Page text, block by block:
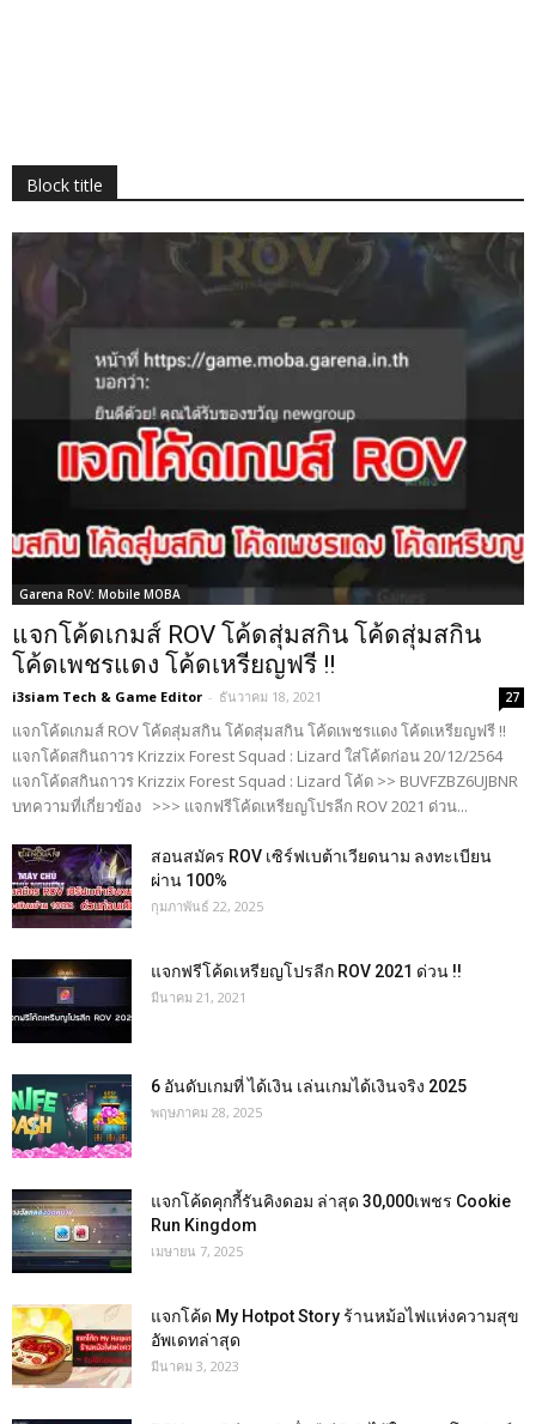
Block title
Garena RoV: Mobile MOBA
แจกโค้ดเกมส์ ROV โค้ดสุ่มสกิน โค้ดสุ่มสกิน
โค้ดเพชรแดง โค้ดเหรียญฟรี !!
i3siam Tech & Game Editor - ธันวาคม 18, 2021 27
แจกโค้ดเกมส์ ROV โค้ดสุ่มสกิน โค้ดสุ่มสกิน โค้ดเพชรแดง โค้ดเหรียญฟรี !!
แจกโค้ดสกินถาวร Krizzix Forest Squad : Lizard ใส่โค้ดก่อน 20/12/2564
แจกโค้ดสกินถาวร Krizzix Forest Squad : Lizard โค้ด >> BUVFZBZ6UJBNR
บทความที่เกี่ยวข้อง >>> แจกฟรีโค้ดเหรียญโปรลีก ROV 2021 ด่วน...
สอนสมัคร ROV เซิร์ฟเบต้าเวียดนาม ลงทะเบียน
ผ่าน 100%
กุมภาพันธ์ 22, 2025
แจกฟรีโค้ดเหรียญโปรลีก ROV 2021 ด่วน !!
มีนาคม 21, 2021
6 อันดับเกมที่ ได้เงิน เล่นเกมได้เงินจริง 2025
พฤษภาคม 28, 2025
แจกโค้ดคุกกี้รันคิงดอม ล่าสุด 30,000เพชร Cookie
Run Kingdom
เมษายน 7, 2025
แจกโค้ด My Hotpot Story ร้านหม้อไฟแห่งความสุข
อัพเดทล่าสุด
มีนาคม 3, 2023